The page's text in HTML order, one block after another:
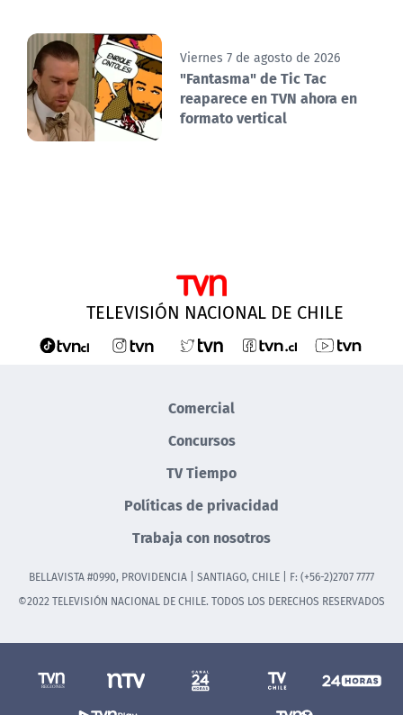
Viernes 7 de agosto de 2026
"Fantasma" de Tic Tac
reaparece en TVN ahora en
formato vertical
TELEVISIÓN NACIONAL DE CHILE
Comercial
Concursos
TV Tiempo
Políticas de privacidad
Trabaja con nosotros
BELLAVISTA #0990, PROVIDENCIA | SANTIAGO, CHILE | F: (+56-2)2707 7777
©2022 TELEVISIÓN NACIONAL DE CHILE. TODOS LOS DERECHOS RESERVADOS